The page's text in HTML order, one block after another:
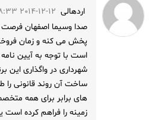
اردهالی 2014-12-12 08:28:33
صدا وسیما اصفهان فرصت
پخش می کنه و زمان
است با توجه به آیین
شهرداری در واگذاری این
ساخت آن روند قانونی
های برابر برای همه
زمینه را فراهم کرده